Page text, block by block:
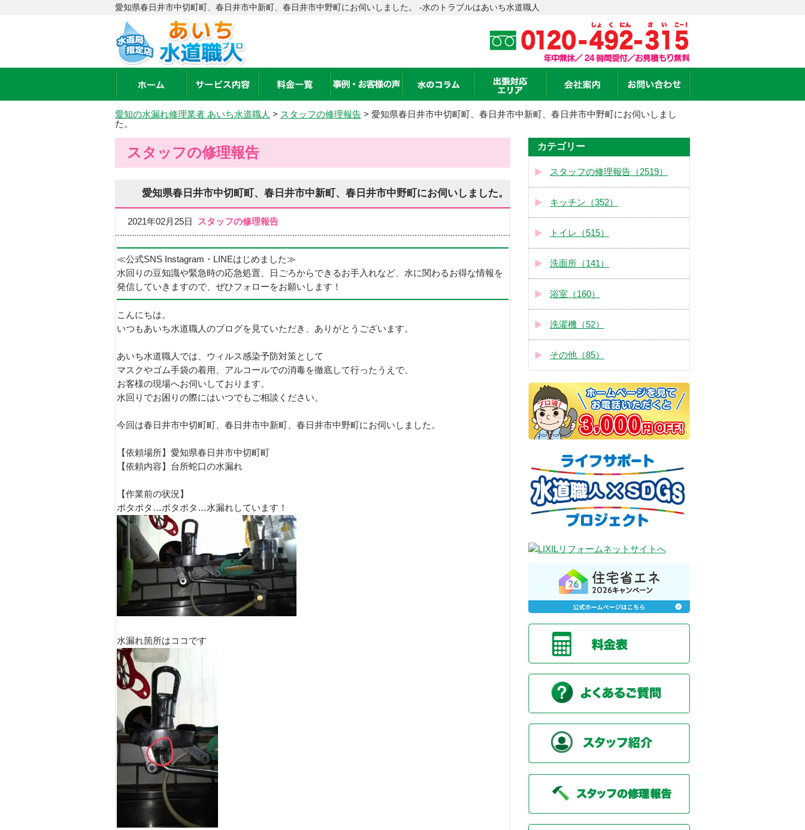
愛知県春日井市中切町町、春日井市中新町、春日井市中野町にお伺いしました。 -水のトラブルはあいち水道職人
愛知の水漏れ修理業者 あいち水道職人 > スタッフの修理報告 > 愛知県春日井市中切町町、春日井市中新町、春日井市中野町にお伺いしまし
た。
スタッフの修理報告
愛知県春日井市中切町町、春日井市中新町、春日井市中野町にお伺いしました。
2021年02月25日 スタッフの修理報告
≪公式SNS Instagram・LINEはじめました≫
水回りの豆知識や緊急時の応急処置、日ごろからできるお手入れなど、水に関わるお得な情報を
発信していきますので、ぜひフォローをお願いします！
こんにちは。
いつもあいち水道職人のブログを見ていただき、ありがとうございます。
あいち水道職人では、ウィルス感染予防対策として
マスクやゴム手袋の着用、アルコールでの消毒を徹底して行ったうえで、
お客様の現場へお伺いしております。
水回りでお困りの際にはいつでもご相談ください。
今回は春日井市中切町町、春日井市中新町、春日井市中野町にお伺いしました。
【依頼場所】愛知県春日井市中切町町
【依頼内容】台所蛇口の水漏れ
【作業前の状況】
ポタポタ…ポタポタ…水漏れしています！
水漏れ箇所はココです
カテゴリー
スタッフの修理報告（2519）
キッチン（352）
トイレ（515）
洗面所（141）
浴室（160）
洗濯機（52）
その他（85）